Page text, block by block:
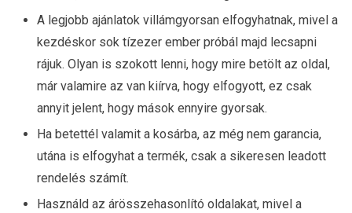
A legjobb ajánlatok villámgyorsan elfogyhatnak, mivel a
kezdéskor sok tízezer ember próbál majd lecsapni
rájuk. Olyan is szokott lenni, hogy mire betölt az oldal,
már valamire az van kiírva, hogy elfogyott, ez csak
annyit jelent, hogy mások ennyire gyorsak.
Ha betettél valamit a kosárba, az még nem garancia,
utána is elfogyhat a termék, csak a sikeresen leadott
rendelés számít.
Használd az árösszehasonlító oldalakat, mivel a